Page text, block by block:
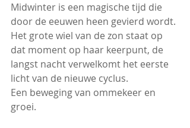
Midwinter is een magische tijd die
door de eeuwen heen gevierd wordt.
Het grote wiel van de zon staat op
dat moment op haar keerpunt, de
langst nacht verwelkomt het eerste
licht van de nieuwe cyclus.
Een beweging van ommekeer en
groei.